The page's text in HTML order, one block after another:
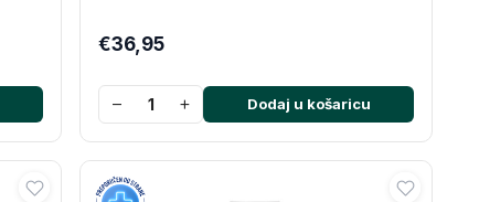
€36,95
− + Dodaj u košaricu